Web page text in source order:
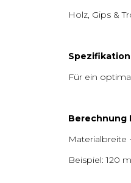
Holz, Gips &
Für ein
Berechnung
Materialbreite
Beispiel: 120